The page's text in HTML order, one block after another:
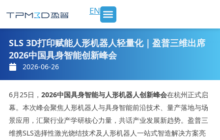
至
内
EN
SLS 3D打印赋能人形机器人轻量化｜盈普三维出席
2026中国具身智能创新峰会
2026-06-26
6月25日， 2026中国具身智能与人形机器人创新峰会在杭州正式启
幕。本次峰会聚焦人形机器人与具身智能前沿技术、量产落地与场
景应用，汇聚行业产学研核心力量，共话产业发展新趋势。盈普三
维携SLS选择性激光烧结技术及人形机器人一站式智造解决方案亮